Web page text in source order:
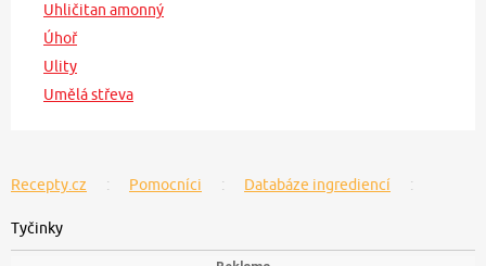
Uhličitan amonný
Úhoř
Ulity
Umělá střeva
Recepty.cz Pomocníci Databáze ingrediencí
Tyčinky